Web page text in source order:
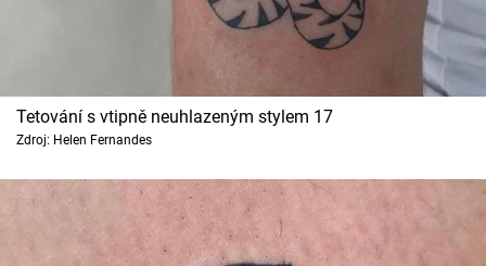
Tetování s vtipně neuhlazeným stylem 17
Zdroj: Helen Fernandes